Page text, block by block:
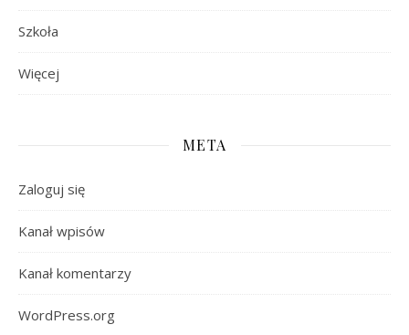
Szkoła
Więcej
META
Zaloguj się
Kanał wpisów
Kanał komentarzy
WordPress.org